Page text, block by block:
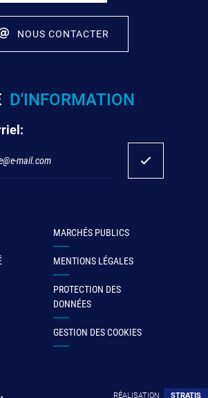
NOUS CONTACTER
D'INFORMATION
MARCHÉS PUBLICS
MENTIONS LÉGALES
PROTECTION DES
DONNÉES
GESTION DES COOKIES
RÉALISATION STRATIS